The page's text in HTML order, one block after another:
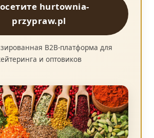
hurtownia-
przypraw.pl
B2B-платформа для
и оптовиков